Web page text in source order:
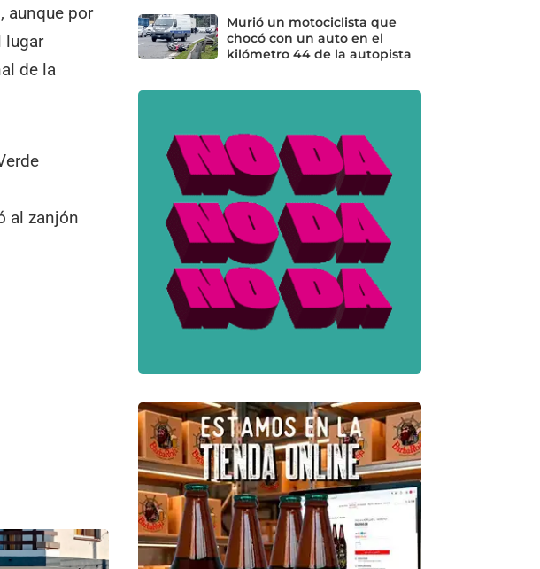
aunque por
lugar
de la
al zanjón
Murió un motociclista que
chocó con un auto en el
kilómetro 44 de la autopista